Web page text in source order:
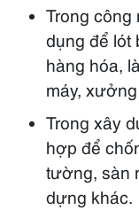
Trong
dụng để lót
hàng hóa,
máy,
Trong xây
hợp để
tường, sàn
dựng khác.